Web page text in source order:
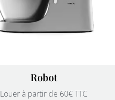
Robot
Louer à partir de 60€ TTC